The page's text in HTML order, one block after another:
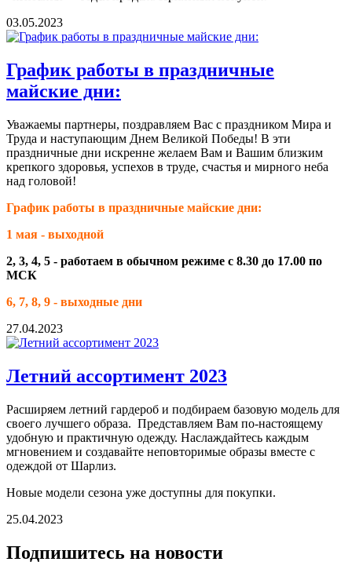
03.05.2023
График работы в праздничные
майские дни:
Уважаемы партнеры, поздравляем Вас с праздником Мира и
Труда и наступающим Днем Великой Победы! В эти
праздничные дни искренне желаем Вам и Вашим близким
крепкого здоровья, успехов в труде, счастья и мирного неба
над головой!
График работы в праздничные майские дни:
1 мая - выходной
2, 3, 4, 5 - работаем в обычном режиме с 8.30 до 17.00 по
МСК
6, 7, 8, 9 - выходные дни
27.04.2023
Летний ассортимент 2023
Расширяем летний гардероб и подбираем базовую модель для
своего лучшего образа. Представляем Вам по-настоящему
удобную и практичную одежду. Наслаждайтесь каждым
мгновением и создавайте неповторимые образы вместе с
одеждой от Шарлиз.
Новые модели сезона уже доступны для покупки.
25.04.2023
Подпишитесь на новости